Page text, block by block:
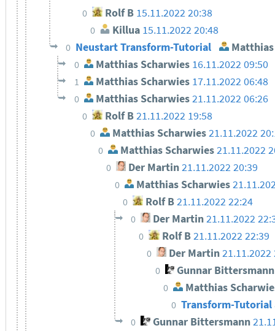
0 Rolf B 15.11.2022 20:38
0 Killua 15.11.2022 20:48
0 Neustart Transform-Tutorial Matthias
0 Matthias Scharwies 16.11.2022 09:50
1 Matthias Scharwies 17.11.2022 06:48
0 Matthias Scharwies21.11.2022 06:26
0 Rolf B21.11.2022 19:58
0 Matthias Scharwies21.11.2022
0 Matthias Scharwies21.11.2022
0 Der Martin21.11.2022 20:39
0 Matthias Scharwies
0 Rolf B21.11.2022 22:24
0 Der Martin21.11.2022
0 Rolf B21.11.2022 22:39
0 Der Martin21.11.2022
0 Gunnar Bittersmann
0 Matthias
0 Transform-
0 Gunnar Bittersmann